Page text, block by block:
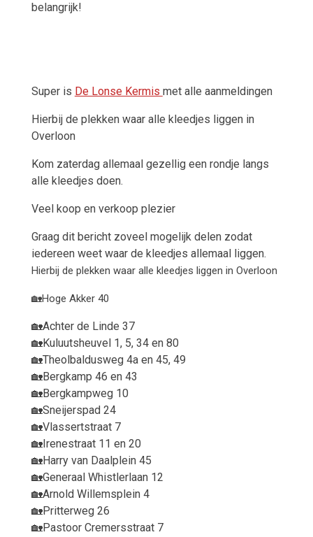
belangrijk!
Super is De Lonse Kermis met alle aanmeldingen
Hierbij de plekken waar alle kleedjes liggen in
Overloon
Kom zaterdag allemaal gezellig een rondje langs
alle kleedjes doen.
Veel koop en verkoop plezier
Graag dit bericht zoveel mogelijk delen zodat
iedereen weet waar de kleedjes allemaal liggen.
Hierbij de plekken waar alle kleedjes liggen in Overloon
🏡Hoge Akker 40
🏡Achter de Linde 37
🏡Kuluutsheuvel 1, 5, 34 en 80
🏡Theolbaldusweg 4a en 45, 49
🏡Bergkamp 46 en 43
🏡Bergkampweg 10
🏡Sneijerspad 24
🏡Vlassertstraat 7
🏡Irenestraat 11 en 20
🏡Harry van Daalplein 45
🏡Generaal Whistlerlaan 12
🏡Arnold Willemsplein 4
🏡Pritterweg 26
🏡Pastoor Cremersstraat 7